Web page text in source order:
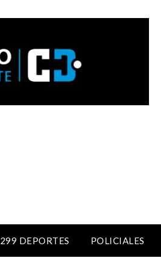
299 DEPORTES POLICIALES